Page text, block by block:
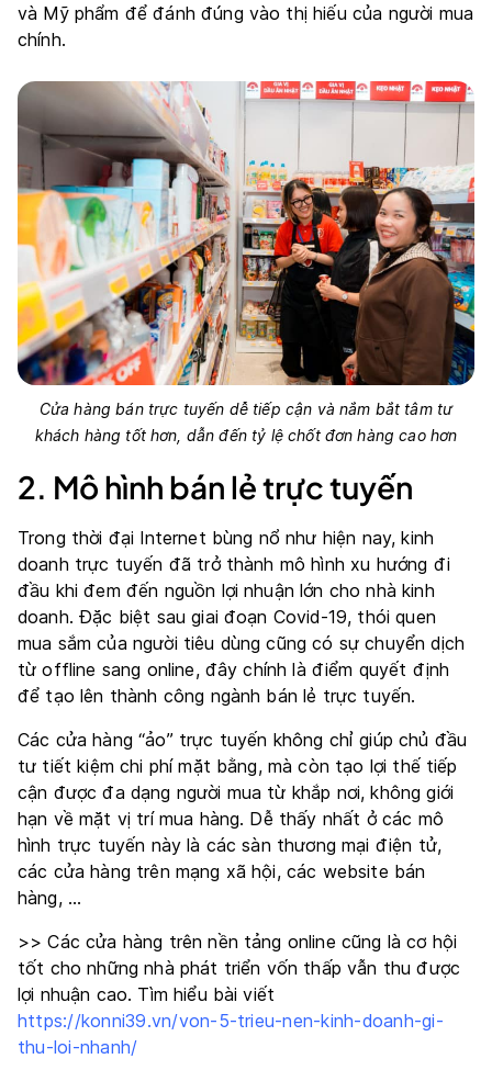
và Mỹ phẩm để đánh đúng vào thị hiếu của người mua
chính.
Cửa hàng bán trực tuyến dễ tiếp cận và nắm bắt tâm tư
khách hàng tốt hơn, dẫn đến tỷ lệ chốt đơn hàng cao hơn
2. Mô hình bán lẻ trực tuyến
Trong thời đại Internet bùng nổ như hiện nay, kinh
doanh trực tuyến đã trở thành mô hình xu hướng đi
đầu khi đem đến nguồn lợi nhuận lớn cho nhà kinh
doanh. Đặc biệt sau giai đoạn Covid-19, thói quen
mua sắm của người tiêu dùng cũng có sự chuyển dịch
từ offline sang online, đây chính là điểm quyết định
để tạo lên thành công ngành bán lẻ trực tuyến.
Các cửa hàng “ảo” trực tuyến không chỉ giúp chủ đầu
tư tiết kiệm chi phí mặt bằng, mà còn tạo lợi thế tiếp
cận được đa dạng người mua từ khắp nơi, không giới
hạn về mặt vị trí mua hàng. Dễ thấy nhất ở các mô
hình trực tuyến này là các sàn thương mại điện tử,
các cửa hàng trên mạng xã hội, các website bán
hàng, …
>> Các cửa hàng trên nền tảng online cũng là cơ hội
tốt cho những nhà phát triển vốn thấp vẫn thu được
lợi nhuận cao. Tìm hiểu bài viết
https://konni39.vn/von-5-trieu-nen-kinh-doanh-gi-
thu-loi-nhanh/